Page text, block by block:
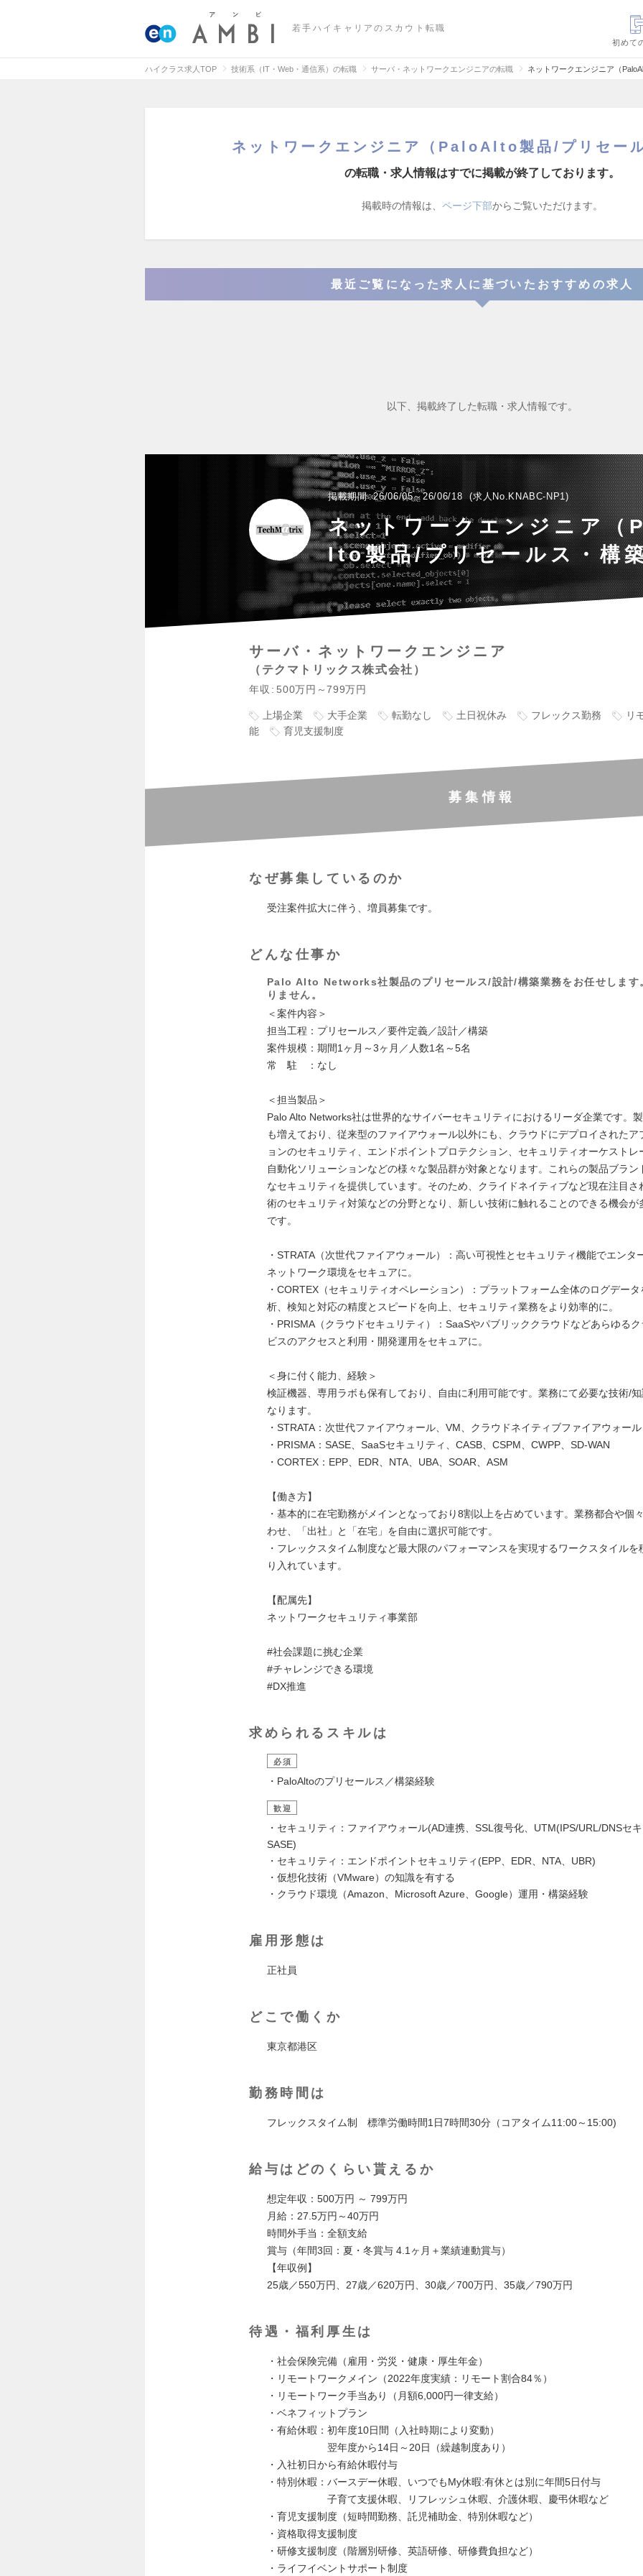
若手ハイキャリアのスカウト転職
初めて
ハイクラス求人TOP 技術系（IT・Web・通信系）の転職 サーバ・ネットワークエンジニアの転職 ネットワークエンジニア（
ネットワークエンジニア（PaloAlto製品/プリセール
の転職・求人情報はすでに掲載が終了しております。
掲載時の情報は、 ページ下部からご覧いただけます。
最近ご覧になった求人に基づいたおすすめの求人
以下、掲載終了した転職・求人情報です。
掲載期間 26/06/05～26/06/18 求人No.KNABC-NP1
ネットワークエンジニア
lto製品/プリセールス・構
サーバ・ネットワークエンジニア
テクマトリックス株式会社
年収 500万円～799万円
上場企業 大手企業 転勤なし 土日祝休み フレックス勤務
リ
能
育児支援制度
募集情報
なぜ募集しているのか
受注案件拡大に伴う、増員募集です。
どんな仕事か
Palo Alto Networks社製品のプリセールス/設計/構築業務をお任せします
りません。
＜案件内容＞
担当工程：プリセールス／要件定義／設計／構築
案件規模：期間1ヶ月～3ヶ月／人数1名～5名
常 駐 ：なし
＜担当製品＞
Palo Alto Networks社は世界的なサイバーセキュリティにおけるリーダ企業です。
も増えており、従来型のファイアウォール以外にも、クラウドにデプロイされたア
ョンのセキュリティ、エンドポイントプロテクション、セキュリティオーケストレ
自動化ソリューションなどの様々な製品群が対象となります。これらの製品ブラン
なセキュリティを提供しています。そのため、クライドネイティブなど現在注目さ
術のセキュリティ対策などの分野となり、新しい技術に触れることのできる機会が
です。
・STRATA（次世代ファイアウォール）：高い可視性とセキュリティ機能でエンタ
ネットワーク環境をセキュアに。
・CORTEX（セキュリティオペレーション）：プラットフォーム全体のログデー
析、検知と対応の精度とスピードを向上、セキュリティ業務をより効率的に。
・PRISMA（クラウドセキュリティ）：SaaSやパブリッククラウドなどあらゆる
ビスのアクセスと利用・開発運用をセキュアに。
＜身に付く能力、経験＞
検証機器、専用ラボも保有しており、自由に利用可能です。業務にて必要な技術/
なります。
・STRATA：次世代ファイアウォール、VM、クラウドネイティブファイアウォール
・PRISMA：SASE、SaaSセキュリティ、CASB、CSPM、CWPP、SD-WAN
・CORTEX：EPP、EDR、NTA、UBA、SOAR、ASM
【働き方】
・基本的に在宅勤務がメインとなっており8割以上を占めています。業務都合や個
わせ、「出社」と「在宅」を自由に選択可能です。
・フレックスタイム制度など最大限のパフォーマンスを実現するワークスタイルを
り入れています。
【配属先】
ネットワークセキュリティ事業部
#社会課題に挑む企業
#チャレンジできる環境
#DX推進
求められるスキルは
必須
・PaloAltoのプリセールス／構築経験
歓迎
・セキュリティ：ファイアウォール(AD連携、SSL復号化、UTM(IPS/URL/DNSセキ
SASE)
・セキュリティ：エンドポイントセキュリティ(EPP、EDR、NTA、UBR)
・仮想化技術（VMware）の知識を有する
・クラウド環境（Amazon、Microsoft Azure、Google）運用・構築経験
雇用形態は
正社員
どこで働くか
東京都港区
勤務時間は
フレックスタイム制 標準労働時間1日7時間30分（コアタイム11:00～15:00)
給与はどのくらい貰えるか
想定年収：500万円 ～ 799万円
月給：27.5万円～40万円
時間外手当：全額支給
賞与（年間3回：夏・冬賞与 4.1ヶ月＋業績連動賞与）
【年収例】
25歳／550万円、27歳／620万円、30歳／700万円、35歳／790万円
待遇・福利厚生は
・社会保険完備（雇用・労災・健康・厚生年金）
・リモートワークメイン（2022年度実績：リモート割合84％）
・リモートワーク手当あり（月額6,000円一律支給）
・ベネフィットプラン
・有給休暇：初年度10日間（入社時期により変動）
翌年度から14日～20日（繰越制度あり）
・入社初日から有給休暇付与
・特別休暇：バースデー休暇、いつでもMy休暇:有休とは別に年間5日付与
子育て支援休暇、リフレッシュ休暇、介護休暇、慶弔休暇など
・育児支援制度（短時間勤務、託児補助金、特別休暇など）
・資格取得支援制度
・研修支援制度（階層別研修、英語研修、研修費負担など）
・ライフイベントサポート制度